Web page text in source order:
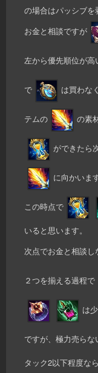
の場合はパッシブ
お金と相談ですが
左から優先順位が高
で は買わな
テムの の素
ができたら
に向かいま
この時点で
いると思います。
次点でお金と相談し
２つを揃える過程で
は
ですが、極力売らな
タック2以下程度な